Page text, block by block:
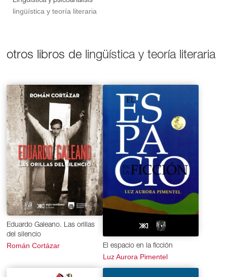
lingüística y teoría literaria
otros libros de lingüística y teoría literaria
Eduardo Galeano. Las orillas
del silencio
Román Cortázar El espacio en la ficción
Luz Aurora Pimentel